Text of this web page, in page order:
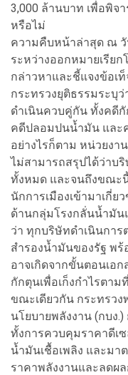
3,000 ล้านบาท เพื่อพิจ
หรือไม่
ความคืบหน้าล่าสุด ณ วั
ระหว่างออกหมายเรีย
กล่าวหาและชี้แจงข้อเ
กระทรวงยุติธรรมระบุ
ดำเนินควบคู่กัน ทั้งคดี
คดีปลอมปนน้ำมัน และ
อย่างไรก็ตาม หน่วยงา
ไม่สามารถสรุปได้ว่าบ
ทั้งหมด และจนถึงขณะ
นักการเมืองเข้ามาเกี่ย
ด้านกลุ่มโรงกลั่นน้ำมัน
ว่า ทุกบริษัทดำเนินกา
สำรองน้ำมันของรัฐ พ
อาจเกิดจากขั้นตอนเอ
กักตุนเพื่อเก็งกำไรตาม
ขณะเดียวกัน กระทรว
นโยบายพลังงาน (กบง
ทั้งการควบคุมราคาดีเ
น้ำมันเชื้อเพลิง และมา
ราคาพลังงานและลดผ